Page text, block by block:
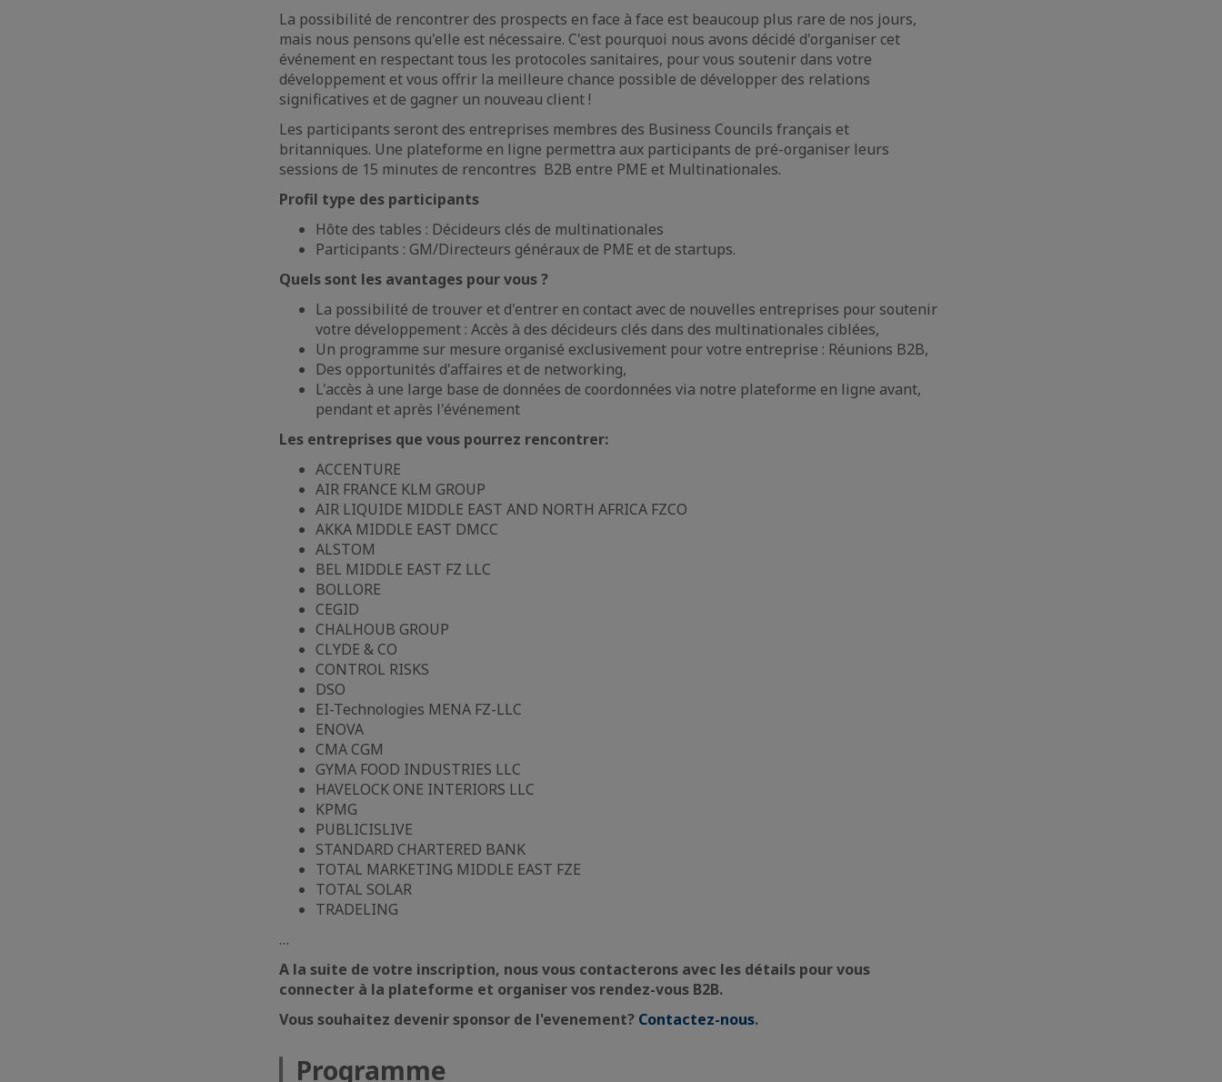
La possibilité de rencontrer des prospects en face à face est beaucoup plus rare de nos jours,
mais nous pensons qu'elle est nécessaire. C'est pourquoi nous avons décidé d'organiser cet
événement en respectant tous les protocoles sanitaires, pour vous soutenir dans votre
développement et vous offrir la meilleure chance possible de développer des relations
significatives et de gagner un nouveau client !
Les participants seront des entreprises membres des Business Councils français et
britanniques. Une plateforme en ligne permettra aux participants de pré-organiser leurs
sessions de 15 minutes de rencontres B2B entre PME et Multinationales.
Profil type des participants
Hôte des tables : Décideurs clés de multinationales
Participants : GM/Directeurs généraux de PME et de startups.
Quels sont les avantages pour vous ?
La possibilité de trouver et d'entrer en contact avec de nouvelles entreprises pour soutenir
votre développement : Accès à des décideurs clés dans des multinationales ciblées,
Un programme sur mesure organisé exclusivement pour votre entreprise : Réunions B2B,
Des opportunités d'affaires et de networking,
L'accès à une large base de données de coordonnées via notre plateforme en ligne avant,
pendant et après l'événement
Les entreprises que vous pourrez rencontrer:
ACCENTURE
AIR FRANCE KLM GROUP
AIR LIQUIDE MIDDLE EAST AND NORTH AFRICA FZCO
AKKA MIDDLE EAST DMCC
ALSTOM
BEL MIDDLE EAST FZ LLC
BOLLORE
CEGID
CHALHOUB GROUP
CLYDE & CO
CONTROL RISKS
DSO
EI-Technologies MENA FZ-LLC
ENOVA
CMA CGM
GYMA FOOD INDUSTRIES LLC
HAVELOCK ONE INTERIORS LLC
KPMG
PUBLICISLIVE
STANDARD CHARTERED BANK
TOTAL MARKETING MIDDLE EAST FZE
TOTAL SOLAR
TRADELING
…
A la suite de votre inscription, nous vous contacterons avec les détails pour vous
connecter à la plateforme et organiser vos rendez-vous B2B.
Vous souhaitez devenir sponsor de l'evenement? Contactez-nous.
Programme